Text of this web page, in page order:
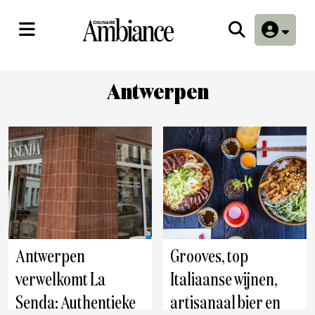
Antwerpen
Antwerpen
verwelkomt La
Senda: Authentieke
Grooves, top
Italiaanse wijnen,
artisanaal bier en